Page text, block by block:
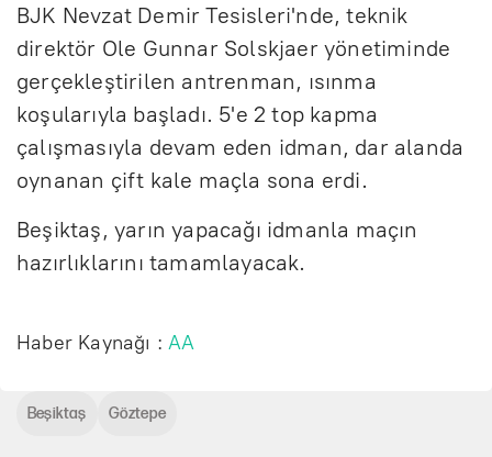
BJK Nevzat Demir Tesisleri'nde, teknik
direktör Ole Gunnar Solskjaer yönetiminde
gerçekleştirilen antrenman, ısınma
koşularıyla başladı. 5'e 2 top kapma
çalışmasıyla devam eden idman, dar alanda
oynanan çift kale maçla sona erdi.
Beşiktaş, yarın yapacağı idmanla maçın
hazırlıklarını tamamlayacak.
Haber Kaynağı :AA
Beşiktaş Göztepe